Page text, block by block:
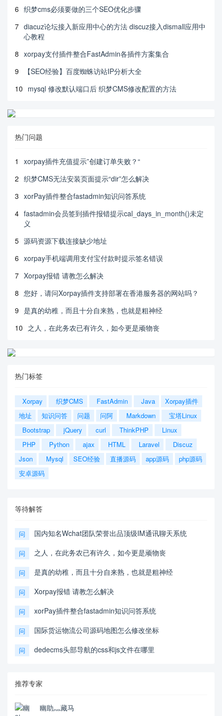
6 织梦cms必须要做的三个SEO优化步骤
7 diacuz论坛接入新应用中心的方法 discuz接入dismall应用中
心教程
8 xorpay支付插件整合FastAdmin各插件方案集合
9
【SEO经验】百度蜘蛛访站IP分析大全
10 mysql 修改默认端口后 织梦CMS修改配置的方法
热门问题
1
xorpay插件充值提示”创建订单失败？“
2 织梦CMS无法安装页面提示“dir”怎么解决
3 xorPay插件整合fastadmin知识问答系统
4 fastadmin会员签到插件报错提示cal_days_in_month()未定
义
5 源码资源下载连接缺少地址
6 xorpay手机端调用支付宝付款时提示签名错误
7 Xorpay报错 请教怎么解决
8 您好，请问Xorpay插件支持部署在香港服务器的网站吗？
9 是真的幼稚，而且十分自来熟，也就是粗神经
10 之人，在此务农已有许久，如今更是顽物丧
热门标签
Xorpay 织梦CMS FastAdmin Java
Xorpay插件
地址
知识问答 问题 问阿 Markdown
宝塔Linux
Bootstrap
jQuery curl ThinkPHP
Linux
PHP
Python ajax HTML Laravel
Discuz
Json
Mysql SEO经验 直播源码 app源码
php源码
安卓源码
等待解答
问 国内知名Wchat团队荣誉出品顶级IM通讯聊天系统
问 之人，在此务农已有许久，如今更是顽物丧
问 是真的幼稚，而且十分自来熟，也就是粗神经
问 Xorpay报错 请教怎么解决
问 xorPay插件整合fastadmin知识问答系统
问 国际货运物流公司源码地图怎么修改坐标
问 dedecms头部导航的css和js文件在哪里
推荐专家
幽助灬藏马